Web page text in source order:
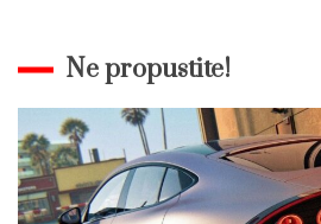
Ne propustite!